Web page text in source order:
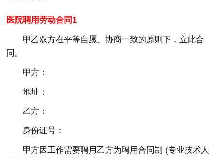
医院聘用劳动合同1
甲乙双方在平等自愿、协商一致的原则下，立此合
同。
甲方：
地址：
乙方：
身份证号：
甲方因工作需要聘用乙方为聘用合同制 (专业技术人